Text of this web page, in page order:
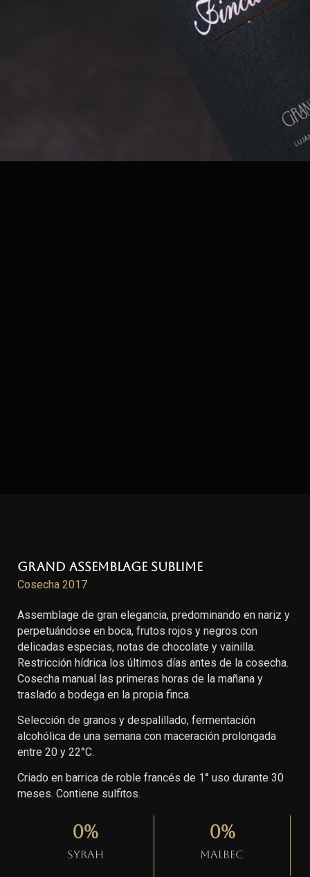
Grand Assemblage Sublime
Cosecha 2017
Assemblage de gran elegancia, predominando en nariz y
perpetuándose en boca, frutos rojos y negros con
delicadas especias, notas de chocolate y vainilla.
Restricción hídrica los últimos días antes de la cosecha.
Cosecha manual las primeras horas de la mañana y
traslado a bodega en la propia finca.
Selección de granos y despalillado, fermentación
alcohólica de una semana con maceración prolongada
entre 20 y 22°C.
Criado en barrica de roble francés de 1° uso durante 30
meses. Contiene sulfitos.
Syrah
0%
Malbec
0%